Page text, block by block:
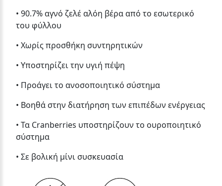
• 90.7% αγνό ζελέ αλόη βέρα από το εσωτερικό
του φύλλου
• Χωρίς προσθήκη συντηρητικών
• Υποστηρίζει την υγιή πέψη
• Προάγει το ανοσοποιητικό σύστημα
• Βοηθά στην διατήρηση των επιπέδων ενέργειας
• Τα Cranberries υποστηρίζουν το ουροποιητικό
σύστημα
• Σε βολική μίνι συσκευασία